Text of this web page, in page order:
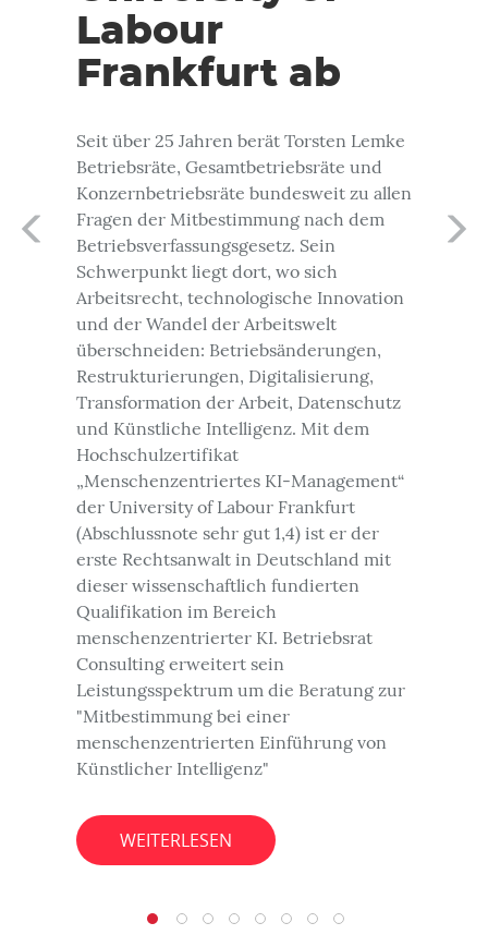
Labour
Frankfurt ab
Seit über 25 Jahren berät Torsten Lemke
Betriebsräte, Gesamtbetriebsräte und
Konzernbetriebsräte bundesweit zu allen
Fragen der Mitbestimmung nach dem
Betriebsverfassungsgesetz. Sein
Schwerpunkt liegt dort, wo sich
Arbeitsrecht, technologische Innovation
und der Wandel der Arbeitswelt
überschneiden: Betriebsänderungen,
Restrukturierungen, Digitalisierung,
Transformation der Arbeit, Datenschutz
und Künstliche Intelligenz. Mit dem
Hochschulzertifikat
„Menschenzentriertes KI-Management“
der University of Labour Frankfurt
(Abschlussnote sehr gut 1,4) ist er der
erste Rechtsanwalt in Deutschland mit
dieser wissenschaftlich fundierten
Qualifikation im Bereich
menschenzentrierter KI. Betriebsrat
Consulting erweitert sein
Leistungsspektrum um die Beratung zur
"Mitbestimmung bei einer
menschenzentrierten Einführung von
Künstlicher Intelligenz"
WEITERLESEN